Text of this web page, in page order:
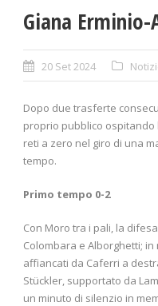
Giana
20 Set 2024
Dopo due trasferte
proprio pubblico ospitando
reti a zero nel giro di una
tempo.
Primo tempo 0-2
Con Moro tra i pali, la
Colombara e Alborghetti;
affiancati da Caferri a
Stückler, supportato da
un minuto di silenzio in